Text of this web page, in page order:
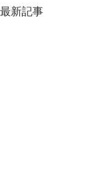
最新記事